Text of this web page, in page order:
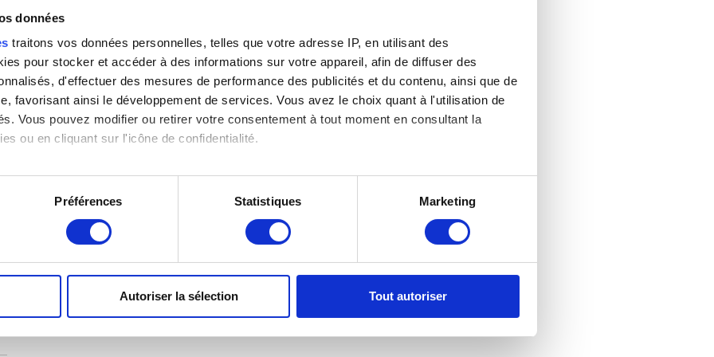
données
traitons vos données personnelles, telles que votre adresse IP, en utilisant des
pour stocker et accéder à des informations sur votre appareil, afin de diffuser des
d'effectuer des mesures de performance des publicités et du contenu, ainsi que de
favorisant ainsi le développement de services. Vous avez le choix quant à l'utilisation de
Vous pouvez modifier ou retirer votre consentement à tout moment en consultant la
ou en cliquant sur l'icône de confidentialité.
également :
sur votre localisation géographique qui peuvent être précises à plusieurs mètres près
de publicité et d'analyse, qui peuvent combiner celles-ci avec d'autres informations que
Préférences Statistiques Marketing
Autoriser la sélection Tout autoriser